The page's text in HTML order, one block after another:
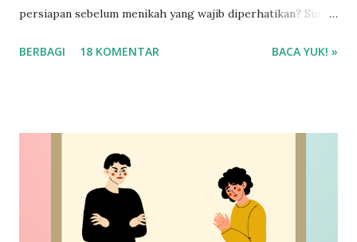
persiapan sebelum menikah yang wajib diperhatikan? Simak
BERBAGI 18 KOMENTAR BACA YUK! »